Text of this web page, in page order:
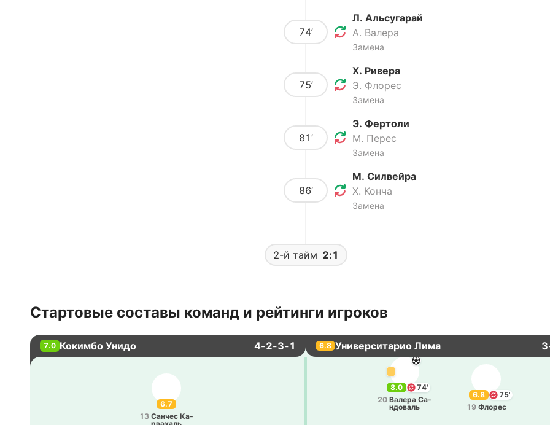
74’
Л. Альсугарай
А. Валера
Замена
75’
Х. Ривера
Э. Флорес
Замена
81’
Э. Фертоли
М. Перес
Замена
86’
М. Силвейра
Х. Конча
Замена
2-й тайм 2:1
Стартовые составы команд и рейтинги игроков
7.0 Кокимбо Унидо 4-2-3-1 6.8 Университарио Лима
6.7
13 Санчес Ка­
6.8
75'
19 Флорес
8.0
74'
20 Валера Са­
ндо­валь